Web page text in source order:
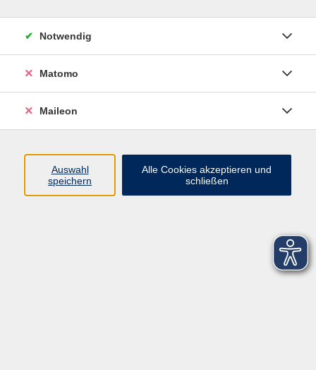
Notwendig
Matomo
Maileon
Auswahl
speichern
Alle Cookies akzeptieren und
schließen